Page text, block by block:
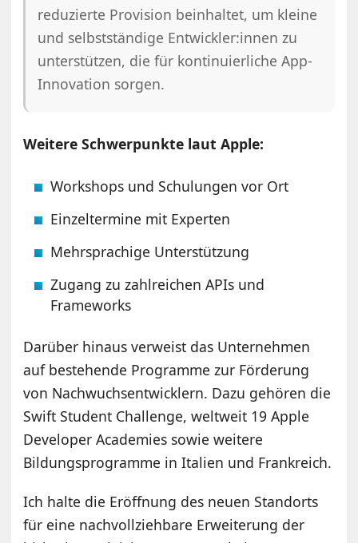
reduzierte Provision beinhaltet, um kleine
und selbstständige Entwickler:innen zu
unterstützen, die für kontinuierliche App-
Innovation sorgen.
Weitere Schwerpunkte laut Apple:
Workshops und Schulungen vor Ort
Einzeltermine mit Experten
Mehrsprachige Unterstützung
Zugang zu zahlreichen APIs und
Frameworks
Darüber hinaus verweist das Unternehmen
auf bestehende Programme zur Förderung
von Nachwuchsentwicklern. Dazu gehören die
Swift Student Challenge, weltweit 19 Apple
Developer Academies sowie weitere
Bildungsprogramme in Italien und Frankreich.
Ich halte die Eröffnung des neuen Standorts
für eine nachvollziehbare Erweiterung der